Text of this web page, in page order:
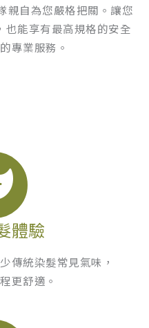
親自為您嚴格把關。讓您
也能享有最高規格的安全
專業服務。
體驗
傳統染髮常見氣味，
更舒適。